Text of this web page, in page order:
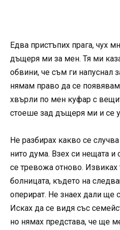
Едва пристъпих прага, чух
дъщеря ми за мен. Тя ми
обвини, че съм ги напуснал
нямам право да се
хвърли по мен куфар с
стоеше зад дъщеря ми и се
Не разбирах какво се
нито дума. Взех си нещата и
се тревожа отново. Извиках
болницата, където на
оперират. Не знаех дали ще
Исках да се видя със
но нямах представа, че ще